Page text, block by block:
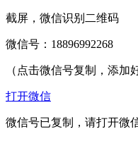
截屏，微信识别二维码
微信号： 18896992268
（点击微信号复制，添加
打开微信
微信号已复制，请打开微